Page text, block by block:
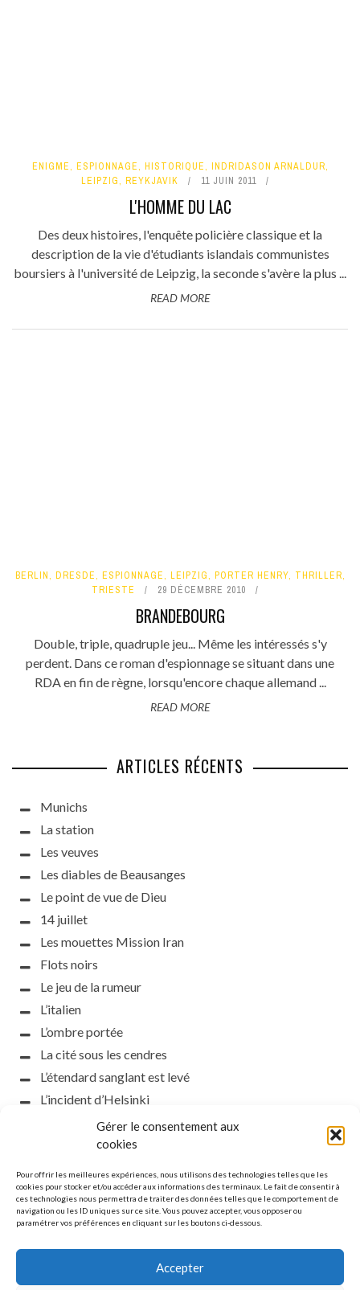
Gérer le consentement aux
cookies
Pour offrir les meilleures expériences, nous utilisons des technologies telles que les
cookies pour stocker et/ou accéder aux informations des terminaux. Le fait de consentir à
ces technologies nous permettra de traiter des données telles que le comportement de
navigation ou les ID uniques sur ce site. Vous pouvez accepter, vous opposer ou
paramétrer vos préférences en cliquant sur les boutons ci-dessous.
Accepter
ENIGME, ESPIONNAGE, HISTORIQUE, INDRIDASON ARNALDUR,
LEIPZIG, REYKJAVIK 11 JUIN 2011
L'HOMME DU LAC
Des deux histoires, l'enquête policière classique et la
description de la vie d'étudiants islandais communistes
boursiers à l'université de Leipzig, la seconde s'avère la plus ...
READ MORE
BERLIN, DRESDE, ESPIONNAGE, LEIPZIG, PORTER HENRY, THRILLER,
TRIESTE
29 DÉCEMBRE 2010
BRANDEBOURG
Double, triple, quadruple jeu... Même les intéressés s'y
perdent. Dans ce roman d'espionnage se situant dans une
RDA en fin de règne, lorsqu'encore chaque allemand ...
READ MORE
ARTICLES RÉCENTS
Munichs
La station
Les veuves
Les diables de Beausanges
Le point de vue de Dieu
14 juillet
Les mouettes Mission Iran
Flots noirs
Le jeu de la rumeur
L’italien
L’ombre portée
La cité sous les cendres
L’étendard sanglant est levé
L’incident d’Helsinki
la petite fasciste
Toutes les nuances de la nuit
Que s’obscurcissent le soleil et la lumière
Le silence